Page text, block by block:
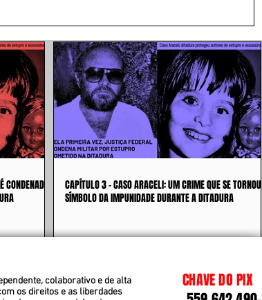
CAPÍTULO 3 - CASO ARACELI: UM CRIME QUE SE TORNOU
SÍMBOLO DA IMPUNIDADE DURANTE A DITADURA
colaborativo e de alta
os direitos e as liberdades
CHAVE DO PIX